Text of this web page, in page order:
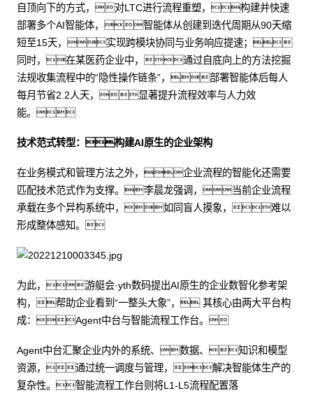
自顶向下的方式，对LTC进行流程重塑，构建并快速
部署多个AI智能体，智能体从创建到迭代周期从90天缩
短至15天，实现跨模块协同与业务响应提速；
同时，在某医药企业中，通过自底向上的方法挖掘
法规收集流程中的“隐性操作链条”，部署智能体后每人
每月节省2.2人天，显著提升流程效率与人力效
能。
技术范式转型：构建AI原生的企业架构
在业务模式和管理方法之外，企业流程的智能化还需要
匹配技术范式作为支撑。李晨龙强调，当前企业流程
承载在多个异构系统中，如同盲人摸象，难以
形成整体感知。
为此，游艇会·yth数码提出AI原生的企业数智化参考架
构，帮助企业看到“一整头大象”， 其核心由两大平台构
成：Agent中台与智能流程工作台。
Agent中台汇聚企业内外的系统、数据、知识和模型
资源，通过统一调度与管理，解决智能体生产的
复杂性。智能流程工作台则将L1-L5流程配置落